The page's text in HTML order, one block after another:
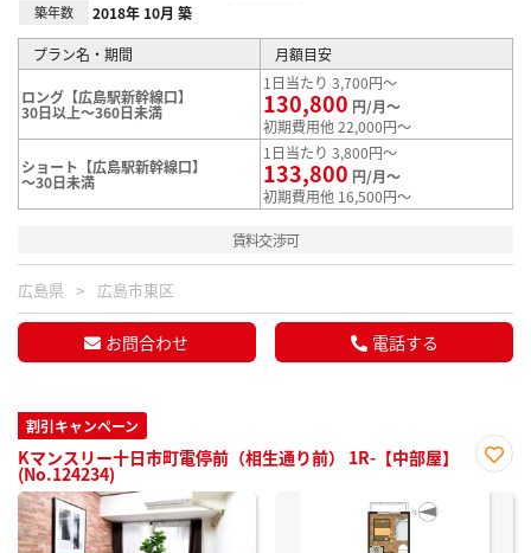
築年数 2018年 10月 築
プラン名・期間 月額目安
ロング【広島駅新幹線口】
30日以上～360日未満
1日当たり 3,700円～
130,800 円/月～
初期費用他 22,000円～
ショート【広島駅新幹線口】
～30日未満
1日当たり 3,800円～
133,800 円/月～
初期費用他 16,500円～
賃料交渉可
広島県 広島市東区
お問合わせ 電話する
割引キャンペーン
Kマンスリー十日市町電停前（相生通り前） 1R-【中部屋】
(No.124234)
に入